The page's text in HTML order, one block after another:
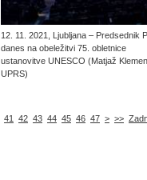
12. 11. 2021, Ljubljana – Predsednik
danes na obeležitvi 75. obletnice
ustanovitve UNESCO (Matjaž
UPRS)
41 42 43 44 45 46 47 > >>